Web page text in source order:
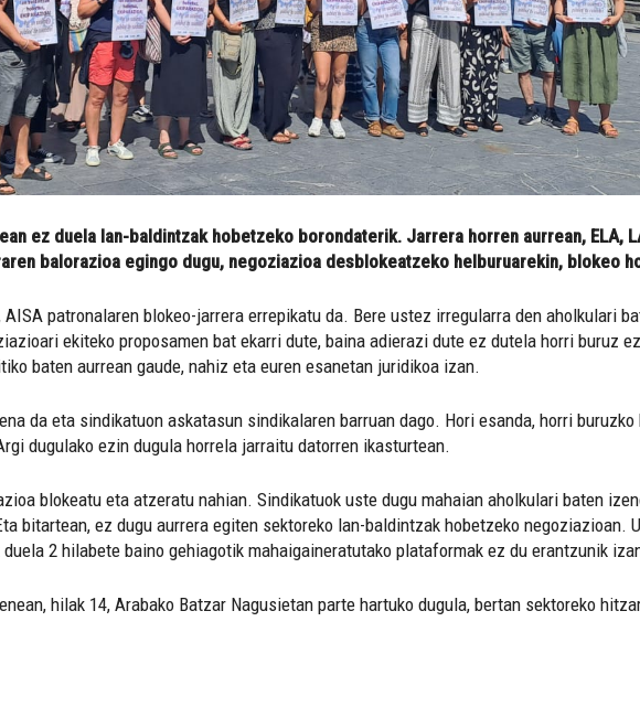
ez duela lan-baldintzak hobetzeko borondaterik. Jarrera horren aurrean, ELA,
balorazioa egingo dugu, negoziazioa desblokeatzeko helburuarekin, blokeo
patronalaren blokeo-jarrera errepikatu da. Bere ustez irregularra den aholkulari
ekiteko proposamen bat ekarri dute, baina adierazi dute ez dutela horri buruz
baten aurrean gaude, nahiz eta euren esanetan juridikoa izan.
da eta sindikatuon askatasun sindikalaren barruan dago. Hori esanda, horri
dugulako ezin dugula horrela jarraitu datorren ikasturtean.
blokeatu eta atzeratu nahian. Sindikatuok uste dugu mahaian aholkulari baten
bitartean, ez dugu aurrera egiten sektoreko lan-baldintzak hobetzeko negoziazioan.
2 hilabete baino gehiagotik mahaigaineratutako plataformak ez du erantzunik
hilak 14, Arabako Batzar Nagusietan parte hartuko dugula, bertan sektoreko